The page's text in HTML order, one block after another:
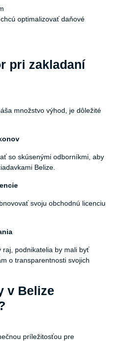
optimalizovať daňové
pri zakladaní
množstvo výhod, je dôležité
so skúsenými odborníkmi, aby
Belize.
svoju obchodnú licenciu
raj, podnikatelia by mali byť
o transparentnosti svojich
v Belize
príležitosťou pre